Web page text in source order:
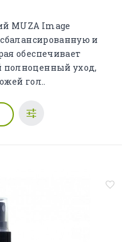
MUZA Image
и
обеспечивает
уход,
гол..